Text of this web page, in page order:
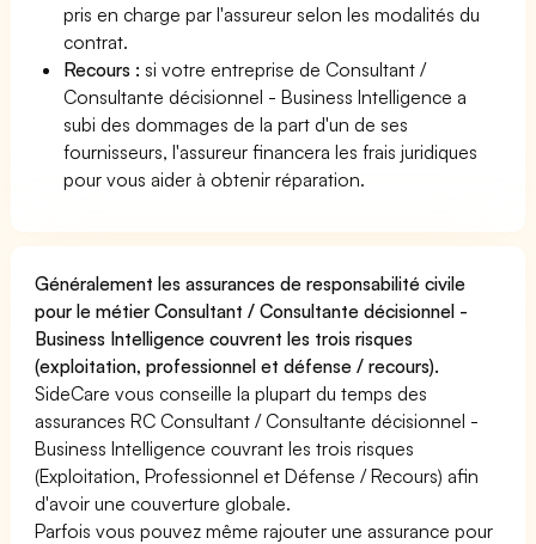
pris en charge par l'assureur selon les modalités du
contrat.
Recours : si votre entreprise de Consultant /
Consultante décisionnel - Business Intelligence a
subi des dommages de la part d'un de ses
fournisseurs, l'assureur financera les frais juridiques
pour vous aider à obtenir réparation.
Généralement les assurances de responsabilité civile
pour le métier Consultant / Consultante décisionnel -
Business Intelligence couvrent les trois risques
(exploitation, professionnel et défense / recours).
SideCare vous conseille la plupart du temps des
assurances RC Consultant / Consultante décisionnel -
Business Intelligence couvrant les trois risques
(Exploitation, Professionnel et Défense / Recours) afin
d'avoir une couverture globale.
Parfois vous pouvez même rajouter une assurance pour